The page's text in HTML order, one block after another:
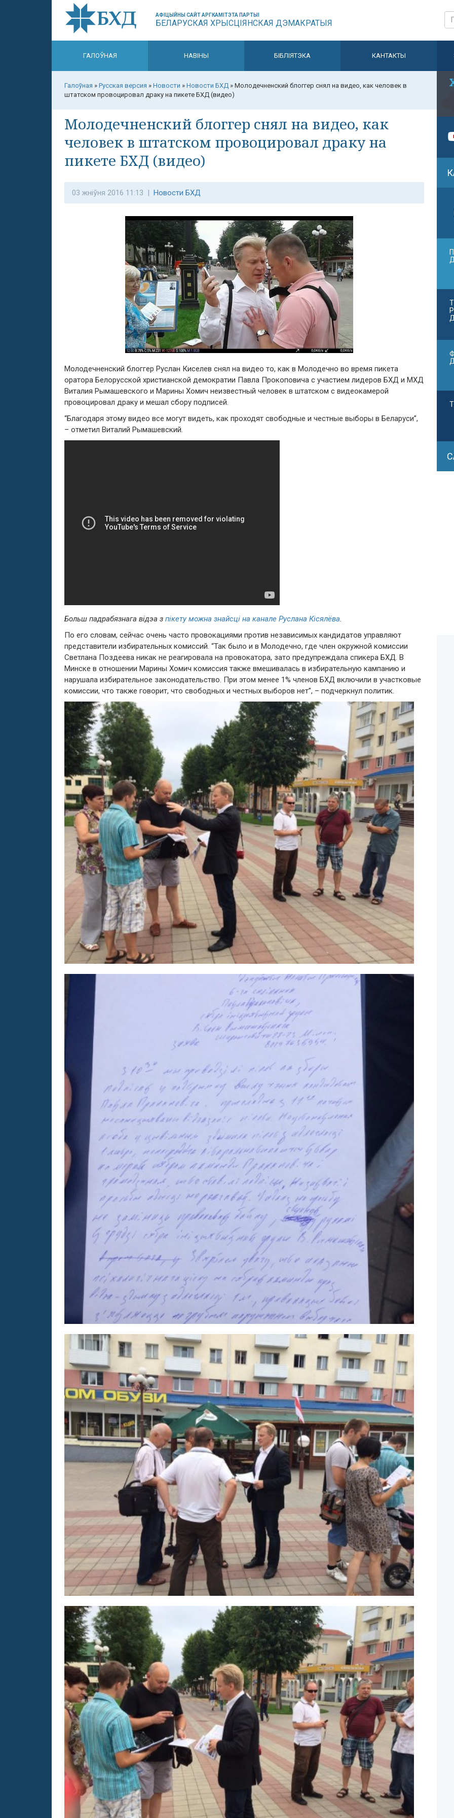
АФІЦЫЙНЫ САЙТ АРГКАМІТЭТА ПАРТЫІ
БЕЛАРУСКАЯ ХРЫСЦІЯНСКАЯ ДЭМАКРАТЫЯ
ГАЛОЎНАЯ НАВІНЫ БІБЛІЯТЭКА КАНТАКТЫ
Галоўная » Русская версия » Новости » Новости БХД » Молодечненский блоггер снял на видео, как человек в
штатском провоцировал драку на пикете БХД (видео)
Молодечненский блоггер снял на видео, как
человек в штатском провоцировал драку на
пикете БХД (видео)
03 жніўня 2016 11:13 | Новости БХД
Молодечненский блоггер Руслан Киселев снял на видео то, как в Молодечно во время пикета
оратора Белорусской христианской демократии Павла Прокоповича с участием лидеров БХД и МХД
Виталия Рымашевского и Марины Хомич неизвестный человек в штатском с видеокамерой
провоцировал драку и мешал сбору подписей.
“Благодаря этому видео все могут видеть, как проходят свободные и честные выборы в Беларуси”,
– отметил Виталий Рымашевский.
Больш падрабязнага відэа з пікету можна знайсці на канале Руслана Кісялёва.
По его словам, сейчас очень часто провокациями против независимых кандидатов управляют
представители избирательных комиссий. “Так было и в Молодечно, где член окружной комиссии
Светлана Поздеева никак не реагировала на провокатора, зато предупреждала спикера БХД. В
Минске в отношении Марины Хомич комиссия также вмешивалась в избирательную кампанию и
нарушала избирательное законодательство. При этом менее 1% членов БХД включили в участковые
комиссии, что также говорит, что свободных и честных выборов нет”, – подчеркнул политик.